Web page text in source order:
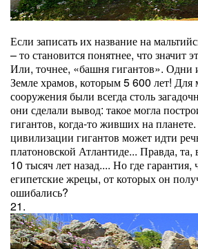
Если записать их название на
– то становится понятнее, что значит
Или, точнее, «башня гигантов». Одни
Земле храмов, которым 5 600 лет! Для
сооружения были всегда столь
они сделали вывод: такое могла
гигантов, когда-то живших на
цивилизации гигантов может идти
платоновской Атлантиде... Правда, та,
10 тысяч лет назад.... Но где гарантия,
египетские жрецы, от которых он
ошибались?
21.